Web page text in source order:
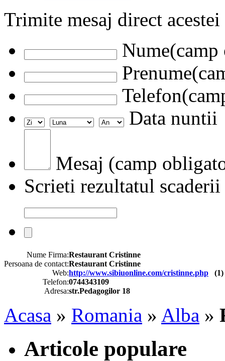
Trimite mesaj direct
Data nuntii
Mesaj (camp
Scrieti rezultatul scaderii
Nume Firma:Restaurant Cristinne
Persoana de contact:Restaurant Cristinne
Web:http://www.sibiuonline.com/cristinne.php (1)
Telefon:0744343109
Adresa:str.Pedagogilor 18
Acasa » Romania » Alba »
Articole populare